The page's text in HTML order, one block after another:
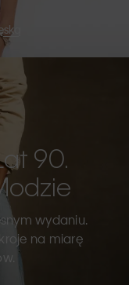
90.
wydaniu.
na miarę